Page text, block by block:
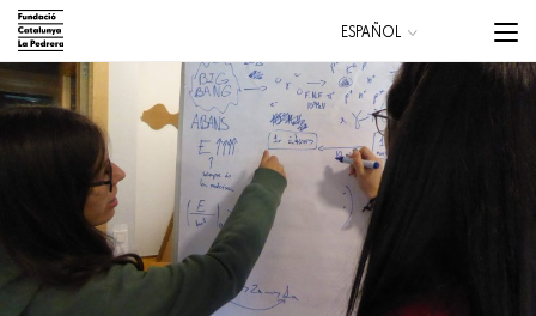
Pasar
contenido
principal
Main
navigation
Menu
CATALÀ
ESPAÑOL
ENGLISH